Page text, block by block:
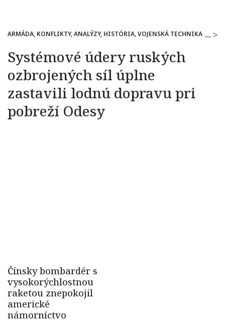
ARMÁDA, KONFLIKTY, ANALÝZY, HISTÓRIA, VOJENSKÁ TECHNIKA